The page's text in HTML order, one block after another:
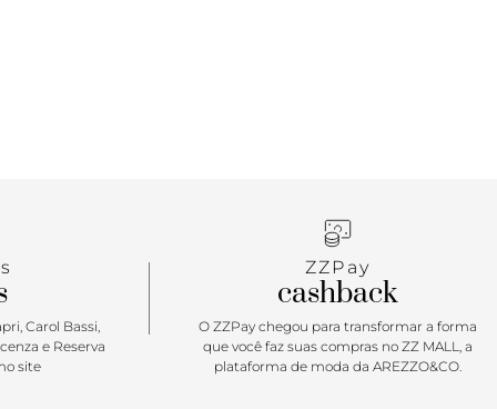
Carol Bassi,
e Reserva
site
ZZPay
cashback
O ZZPay chegou para transformar a forma
que você faz suas compras no ZZ MALL, a
plataforma de moda da AREZZO&CO.